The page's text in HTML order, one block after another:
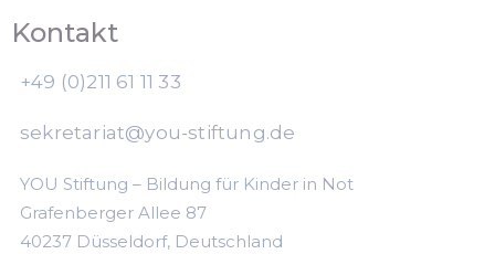
Kontakt
+49 (0)211 61 11 33
sekretariat@you-stiftung.de
YOU Stiftung – Bildung für Kinder in Not
Grafenberger Allee 87
40237 Düsseldorf, Deutschland